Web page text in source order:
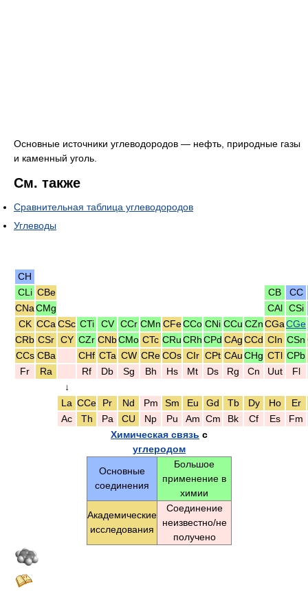
Основные источники углеводородов — нефть, природные газы
и каменный уголь.
См. также
Сравнительная таблица углеводородов
Углеводы
CH
CLi CBe CB
CC
CNaCMg CAl CSi
CK CCa CSc CTi CV CCr CMn CFeCCo CNi CCu CZnCGaCGe
CRb CSr CY CZr CNbCMo CTc CRuCRhCPd CAgCCd CIn CSn
CCs CBa CHf CTa CW CReCOs CIr CPt CAuCHg CTl CPb
Fr
Ra Rf Db Sg Bh Hs Mt Ds Rg Cn Uut Fl
↓
La CСе Pr Nd Pm Sm Eu Gd Tb Dy Ho
Er
Ac
Th Pa CU Np Pu Am Cm Bk Cf Es
Fm
Химическая связь с
углеродом
Основные
соединения
Большое
применение в
химии
Академические
исследования
Соединение
неизвестно/не
получено